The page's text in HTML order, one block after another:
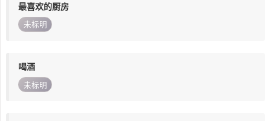
最喜欢的厨房
未标明
喝酒
未标明